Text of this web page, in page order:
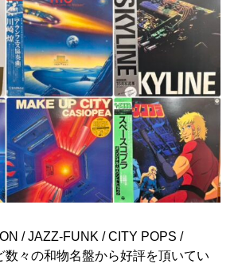
/ JAZZ-FUNK / CITY POPS /
数々の和物名盤から好評を頂いてい